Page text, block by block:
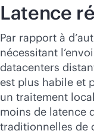
Latence
Par rapport à
nécessitant
datacenters
est plus habile et
un traitement
moins de latence
traditionnelles de